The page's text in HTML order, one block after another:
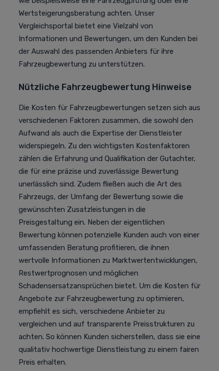
Wertsteigerungsberatung achten. Unser
Vergleichsportal bietet eine Vielzahl von
Informationen und Bewertungen, um den Kunden bei
der Auswahl des passenden Anbieters für ihre
Fahrzeugbewertung zu unterstützen.
Nützliche Fahrzeugbewertung Hinweise
Die Kosten für Fahrzeugbewertungen setzen sich aus
verschiedenen Faktoren zusammen, die sowohl den
Aufwand als auch die Expertise der Dienstleister
widerspiegeln. Zu den wichtigsten Kostenfaktoren
zählen die Erfahrung und Qualifikation der Gutachter,
die für eine präzise und zuverlässige Bewertung
unerlässlich sind. Zudem fließen auch die Art des
Fahrzeugs, der Umfang der Bewertung sowie die
gewünschten Zusatzleistungen in die
Preisgestaltung ein. Neben der eigentlichen
Bewertung können potenzielle Kunden auch von einer
umfassenden Beratung profitieren, die ihnen
wertvolle Informationen zu Marktwertentwicklungen,
Restwertprognosen und möglichen
Schadensersatzansprüchen bietet. Um die Kosten für
Angebote zur Fahrzeugbewertung zu optimieren,
empfiehlt es sich, verschiedene Anbieter zu
vergleichen und auf transparente Preisstrukturen zu
achten. So können Kunden sicherstellen, dass sie eine
qualitativ hochwertige Dienstleistung zu einem fairen
Preis erhalten.